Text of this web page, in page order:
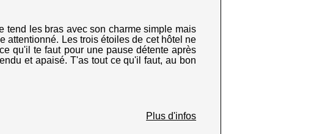
tend les bras avec son charme simple mais
attentionné. Les trois étoiles de cet hôtel ne
qu'il te faut pour une pause détente après
et apaisé. T'as tout ce qu'il faut, au bon
Plus d'infos